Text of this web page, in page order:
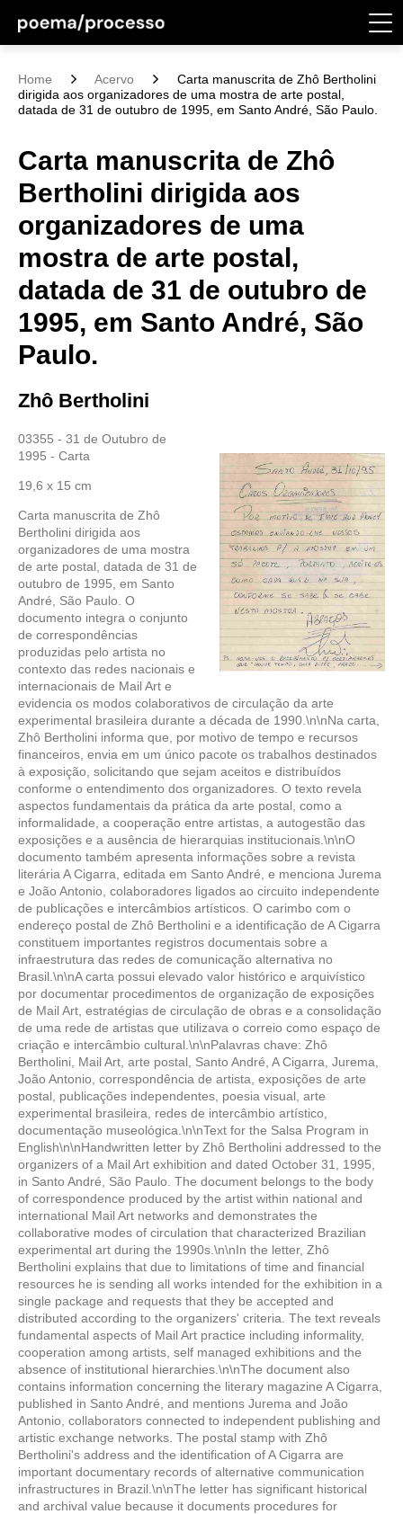
Home Acervo
Carta manuscrita de Zhô Bertholini
dirigida aos organizadores de uma mostra de arte postal,
datada de 31 de outubro de 1995, em Santo André, São Paulo.
Carta manuscrita de Zhô
Bertholini dirigida aos
organizadores de uma
mostra de arte postal,
datada de 31 de outubro de
1995, em Santo André, São
Paulo.
Zhô Bertholini
03355 - 31 de Outubro de
1995 - Carta
19,6 x 15 cm
Carta manuscrita de Zhô
Bertholini dirigida aos
organizadores de uma mostra
de arte postal, datada de 31 de
outubro de 1995, em Santo
André, São Paulo. O
documento integra o conjunto
de correspondências
produzidas pelo artista no
contexto das redes nacionais e
internacionais de Mail Art e
evidencia os modos colaborativos de circulação da arte
experimental brasileira durante a década de 1990.\n\nNa carta,
Zhô Bertholini informa que, por motivo de tempo e recursos
financeiros, envia em um único pacote os trabalhos destinados
à exposição, solicitando que sejam aceitos e distribuídos
conforme o entendimento dos organizadores. O texto revela
aspectos fundamentais da prática da arte postal, como a
informalidade, a cooperação entre artistas, a autogestão das
exposições e a ausência de hierarquias institucionais.\n\nO
documento também apresenta informações sobre a revista
literária A Cigarra, editada em Santo André, e menciona Jurema
e João Antonio, colaboradores ligados ao circuito independente
de publicações e intercâmbios artísticos. O carimbo com o
endereço postal de Zhô Bertholini e a identificação de A Cigarra
constituem importantes registros documentais sobre a
infraestrutura das redes de comunicação alternativa no
Brasil.\n\nA carta possui elevado valor histórico e arquivístico
por documentar procedimentos de organização de exposições
de Mail Art, estratégias de circulação de obras e a consolidação
de uma rede de artistas que utilizava o correio como espaço de
criação e intercâmbio cultural.\n\nPalavras chave: Zhô
Bertholini, Mail Art, arte postal, Santo André, A Cigarra, Jurema,
João Antonio, correspondência de artista, exposições de arte
postal, publicações independentes, poesia visual, arte
experimental brasileira, redes de intercâmbio artístico,
documentação museológica.\n\nText for the Salsa Program in
English\n\nHandwritten letter by Zhô Bertholini addressed to the
organizers of a Mail Art exhibition and dated October 31, 1995,
in Santo André, São Paulo. The document belongs to the body
of correspondence produced by the artist within national and
international Mail Art networks and demonstrates the
collaborative modes of circulation that characterized Brazilian
experimental art during the 1990s.\n\nIn the letter, Zhô
Bertholini explains that due to limitations of time and financial
resources he is sending all works intended for the exhibition in a
single package and requests that they be accepted and
distributed according to the organizers' criteria. The text reveals
fundamental aspects of Mail Art practice including informality,
cooperation among artists, self managed exhibitions and the
absence of institutional hierarchies.\n\nThe document also
contains information concerning the literary magazine A Cigarra,
published in Santo André, and mentions Jurema and João
Antonio, collaborators connected to independent publishing and
artistic exchange networks. The postal stamp with Zhô
Bertholini's address and the identification of A Cigarra are
important documentary records of alternative communication
infrastructures in Brazil.\n\nThe letter has significant historical
and archival value because it documents procedures for